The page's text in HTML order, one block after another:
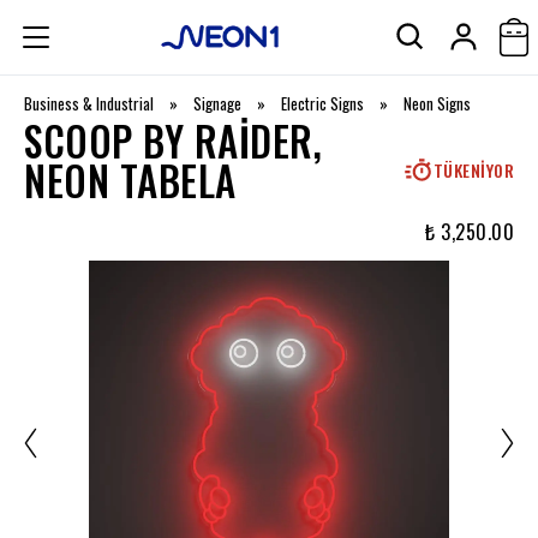
Business & Industrial » Signage » Electric Signs » Neon Signs
SCOOP BY RAIDER,
NEON TABELA TÜKENIYOR
₺ 3,250.00